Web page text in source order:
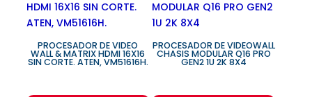
PROCESADOR DE VIDEO
WALL & MATRIX HDMI 16X16
SIN CORTE. ATEN, VM51616H.
PROCESADOR DE VIDEOWALL
CHASIS MODULAR Q16 PRO
GEN2 1U 2K 8X4